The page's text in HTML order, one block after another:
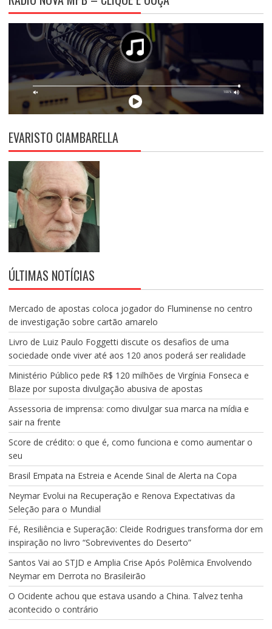
EVARISTO CIAMBARELLA
ÚLTIMAS NOTÍCIAS
Mercado de apostas coloca jogador do Fluminense no centro
de investigação sobre cartão amarelo
Livro de Luiz Paulo Foggetti discute os desafios de uma
sociedade onde viver até aos 120 anos poderá ser realidade
Ministério Público pede R$ 120 milhões de Virgínia Fonseca e
Blaze por suposta divulgação abusiva de apostas
Assessoria de imprensa: como divulgar sua marca na mídia e
sair na frente
Score de crédito: o que é, como funciona e como aumentar o
seu
Brasil Empata na Estreia e Acende Sinal de Alerta na Copa
Neymar Evolui na Recuperação e Renova Expectativas da
Seleção para o Mundial
Fé, Resiliência e Superação: Cleide Rodrigues transforma dor em
inspiração no livro “Sobreviventes do Deserto”
Santos Vai ao STJD e Amplia Crise Após Polêmica Envolvendo
Neymar em Derrota no Brasileirão
O Ocidente achou que estava usando a China. Talvez tenha
acontecido o contrário